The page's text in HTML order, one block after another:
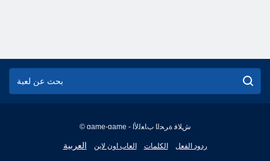
© game-game - ﺵﻼ ﻓ ﺓﺮﺤﻟﺍ ﺏﺎﻌﻟﻷ ﺍ
العربية
English
العاب اون لاين الكلمات ردود الفعل